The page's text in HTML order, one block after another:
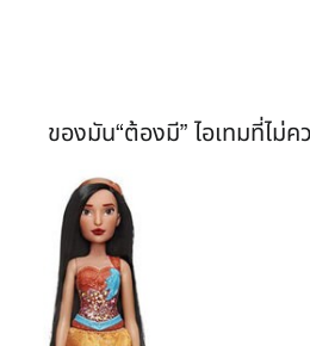
ของมัน“ต้องมี” ไอเทมที่ไม่